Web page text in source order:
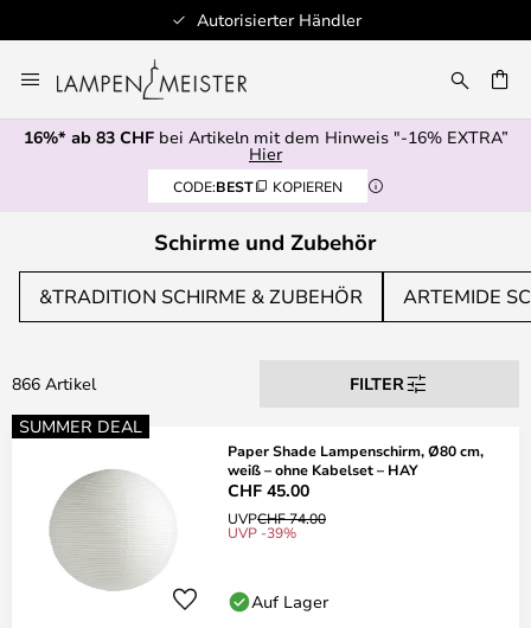
Autorisierter Händler
Inhalt
springen
16%* ab 83 CHFbei Artikeln mit dem Hinweis "-16% EXTRA”
Hier
CODE:BEST KOPIEREN
Schirme und Zubehör
&TRADITION SCHIRME & ZUBEHÖR ARTEMIDE
866 Artikel
FILTER
SUMMER DEAL
Paper Shade Lampenschirm, Ø80 cm,
weiß – ohne Kabelset – HAY
CHF 45.00
UVPCHF 74.00
UVP -39%
Auf Lager